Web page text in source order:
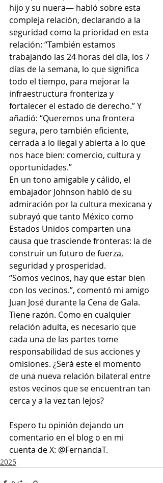
hijo y su nuera— habló sobre esta
compleja relación, declarando a la
seguridad como la prioridad en esta
relación: “También estamos
trabajando las 24 horas del día, los 7
días de la semana, lo que significa
todo el tiempo, para mejorar la
infraestructura fronteriza y
fortalecer el estado de derecho.” Y
añadió: “Queremos una frontera
segura, pero también eficiente,
cerrada a lo ilegal y abierta a lo que
nos hace bien: comercio, cultura y
oportunidades.”
En un tono amigable y cálido, el
embajador Johnson habló de su
admiración por la cultura mexicana y
subrayó que tanto México como
Estados Unidos comparten una
causa que trasciende fronteras: la de
construir un futuro de fuerza,
seguridad y prosperidad.
“Somos vecinos, hay que estar bien
con los vecinos.”, comentó mi amigo
Juan José durante la Cena de Gala.
Tiene razón. Como en cualquier
relación adulta, es necesario que
cada una de las partes tome
responsabilidad de sus acciones y
omisiones. ¿Será este el momento
de una nueva relación bilateral entre
estos vecinos que se encuentran tan
cerca y a la vez tan lejos?
Espero tu opinión dejando un
comentario en el blog o en mi
cuenta de X: @FernandaT.
2025